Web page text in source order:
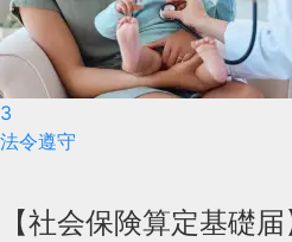
3
法令遵守
【社会保険算定基礎